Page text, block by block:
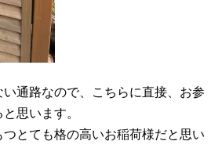
通路なので、こちらに直接、お参
思います。
とても格の高いお稲荷様だと思い